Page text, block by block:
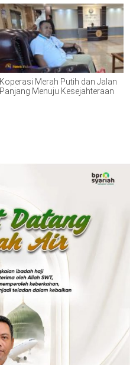
Koperasi Merah Putih dan Jalan
Panjang Menuju Kesejahteraan